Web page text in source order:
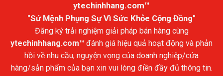
ytechinhhang.com™
"Sứ Mệnh Phụng Sự Vì Sức Khỏe Cộng Đồng"
Đăng ký trải nghiệm giải pháp bán hàng cùng
ytechinhhang.com™ đánh giá hiệu quả hoạt động và phản
hồi về nhu cầu, nguyện vọng của doanh nghiệp/cửa
hàng/sản phẩm của bạn xin vui lòng điền đầy đủ thông tin.